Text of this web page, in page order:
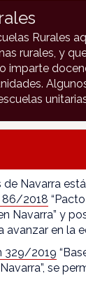
Rurales
rurales, y
imparte
de Navarra
86/2018
Navarra” y
avanzar en la
329/2019
se